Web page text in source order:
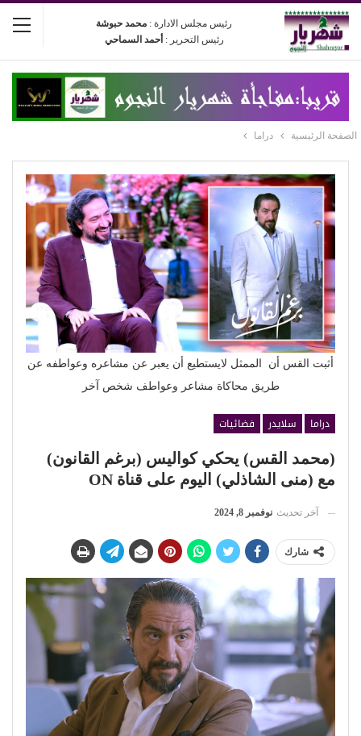
رئيس مجلس الادارة : محمد حبوشة
رئيس التحرير : أحمد السماحي
الصفحة الرئيسية دراما
أثبت القس أن الممثل لايستطيع أن يعبر عن مشاعره وعواطفه عن
طريق محاكاة مشاعر وعواطف شخص آخر
دراما سلايدر
فضائيات
(محمد القس) يحكي كواليس (برغم القانون)
مع (منى الشاذلي) اليوم على قناة ON
آخر تحديث نوفمبر 8, 2024
شارك